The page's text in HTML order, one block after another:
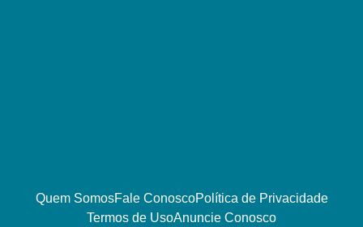
Quem SomosFale ConoscoPolítica de Privacidade
Termos de UsoAnuncie Conosco